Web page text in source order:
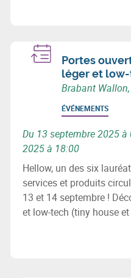
Portes
léger et
Brabant
ÉVÉNEMENTS
Du 13 septembre 2025
2025 à 18:00
Hellow, un des six
services et produits
13 et 14 septembre !
et low-tech (tiny house